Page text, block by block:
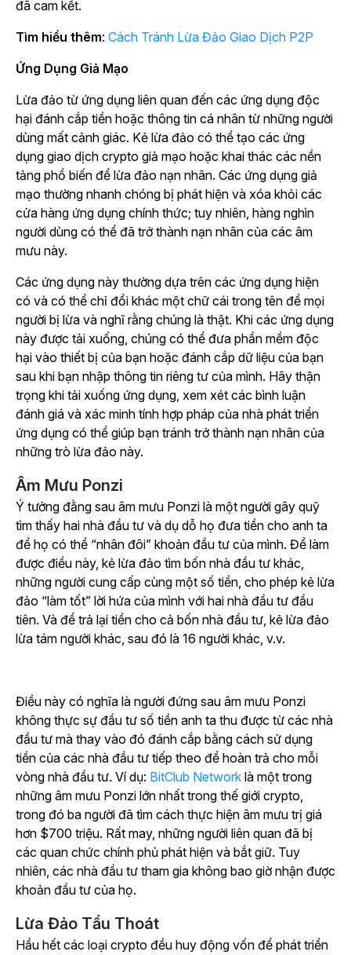
đã cam kết.
Tìm hiểu thêm: Cách Tránh Lừa Đảo Giao Dịch P2P
Ứng Dụng Giả Mạo
Lừa đảo từ ứng dụng liên quan đến các ứng dụng độc
hại đánh cắp tiền hoặc thông tin cá nhân từ những người
dùng mất cảnh giác. Kẻ lừa đảo có thể tạo các ứng
dụng giao dịch crypto giả mạo hoặc khai thác các nền
tảng phổ biến để lừa đảo nạn nhân. Các ứng dụng giả
mạo thường nhanh chóng bị phát hiện và xóa khỏi các
cửa hàng ứng dụng chính thức; tuy nhiên, hàng nghìn
người dùng có thể đã trở thành nạn nhân của các âm
mưu này.
Các ứng dụng này thường dựa trên các ứng dụng hiện
có và có thể chỉ đổi khác một chữ cái trong tên để mọi
người bị lừa và nghĩ rằng chúng là thật. Khi các ứng dụng
này được tải xuống, chúng có thể đưa phần mềm độc
hại vào thiết bị của bạn hoặc đánh cắp dữ liệu của bạn
sau khi bạn nhập thông tin riêng tư của mình. Hãy thận
trọng khi tải xuống ứng dụng, xem xét các bình luận
đánh giá và xác minh tính hợp pháp của nhà phát triển
ứng dụng có thể giúp bạn tránh trở thành nạn nhân của
những trò lừa đảo này.
Âm Mưu Ponzi
Ý tưởng đằng sau âm mưu Ponzi là một người gây quỹ
tìm thấy hai nhà đầu tư và dụ dỗ họ đưa tiền cho anh ta
để họ có thể “nhân đôi” khoản đầu tư của mình. Để làm
được điều này, kẻ lừa đảo tìm bốn nhà đầu tư khác,
những người cung cấp cùng một số tiền, cho phép kẻ lừa
đảo “làm tốt” lời hứa của mình với hai nhà đầu tư đầu
tiên. Và để trả lại tiền cho cả bốn nhà đầu tư, kẻ lừa đảo
lừa tám người khác, sau đó là 16 người khác, v.v.
Điều này có nghĩa là người đứng sau âm mưu Ponzi
không thực sự đầu tư số tiền anh ta thu được từ các nhà
đầu tư mà thay vào đó đánh cắp bằng cách sử dụng
tiền của các nhà đầu tư tiếp theo để hoàn trả cho mỗi
vòng nhà đầu tư. Ví dụ: BitClub Network là một trong
những âm mưu Ponzi lớn nhất trong thế giới crypto,
trong đó ba người đã tìm cách thực hiện âm mưu trị giá
hơn $700 triệu. Rất may, những người liên quan đã bị
các quan chức chính phủ phát hiện và bắt giữ. Tuy
nhiên, các nhà đầu tư tham gia không bao giờ nhận được
khoản đầu tư của họ.
Lừa Đảo Tẩu Thoát
Hầu hết các loại crypto đều huy động vốn để phát triển